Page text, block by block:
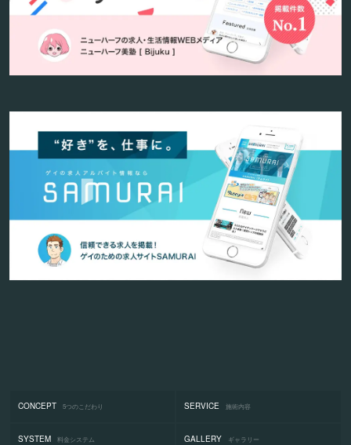
CONCEPT 5つのこだわり SERVICE 施術内容
SYSTEM 料金システム GALLERY ギャラリー